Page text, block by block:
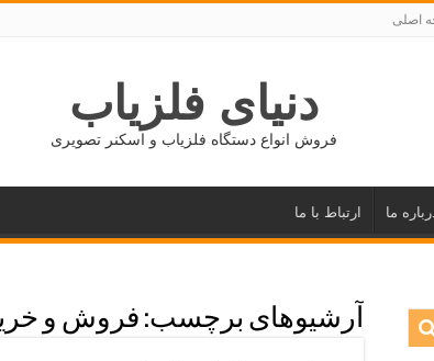
اصلی
دنیای فلزیاب
فروش انواع دستگاه فلزیاب و اسکنر تصویری
ما ارتباط با ما
آرشیوهای برچسب: فروش و